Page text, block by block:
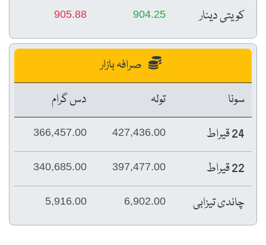
کویتی دینار 904.25
905.88
صرافہ بازار
سونا
تولہ
دس گرام
24 قیراط
427,436.00
366,457.00
22 قیراط 397,477.00
340,685.00
چاندی تیزابی 6,902.00
5,916.00